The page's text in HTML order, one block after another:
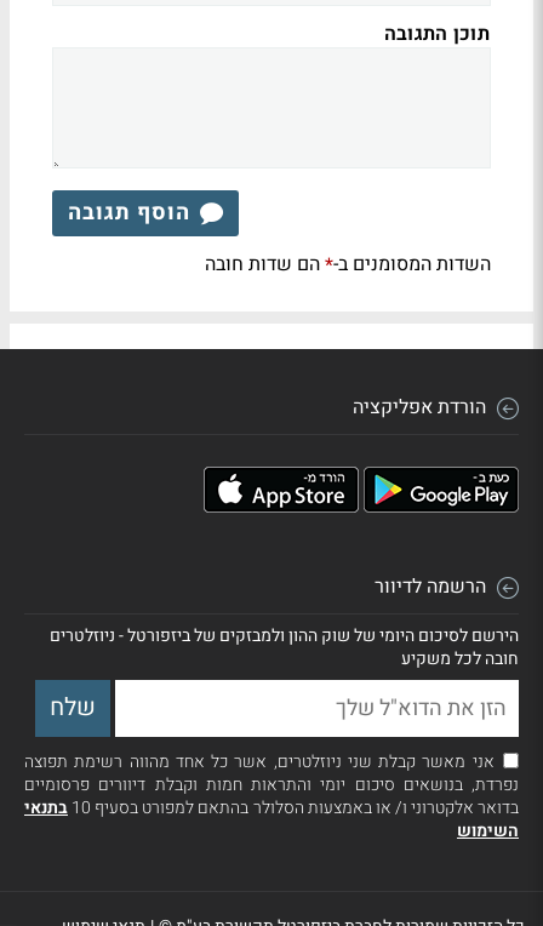
תוכן התגובה
הוסף תגובה
השדות המסומנים ב-*הם שדות חובה
הורדת אפליקציה
הרשמה לדיוור
הירשם לסיכום היומי של שוק ההון ולמבזקים של ביזפורטל - ניוזלטרים
חובה לכל משקיע
אני מאשר קבלת שני ניוזלטרים, אשר כל אחד מהווה רשימת תפוצה
נפרדת, בנושאים סיכום יומי והתראות חמות וקבלת דיוורים פרסומיים
בדואר אלקטרוני ו/ או באמצעות הסלולר בהתאם למפורט בסעיף 10
בתנאי
השימוש